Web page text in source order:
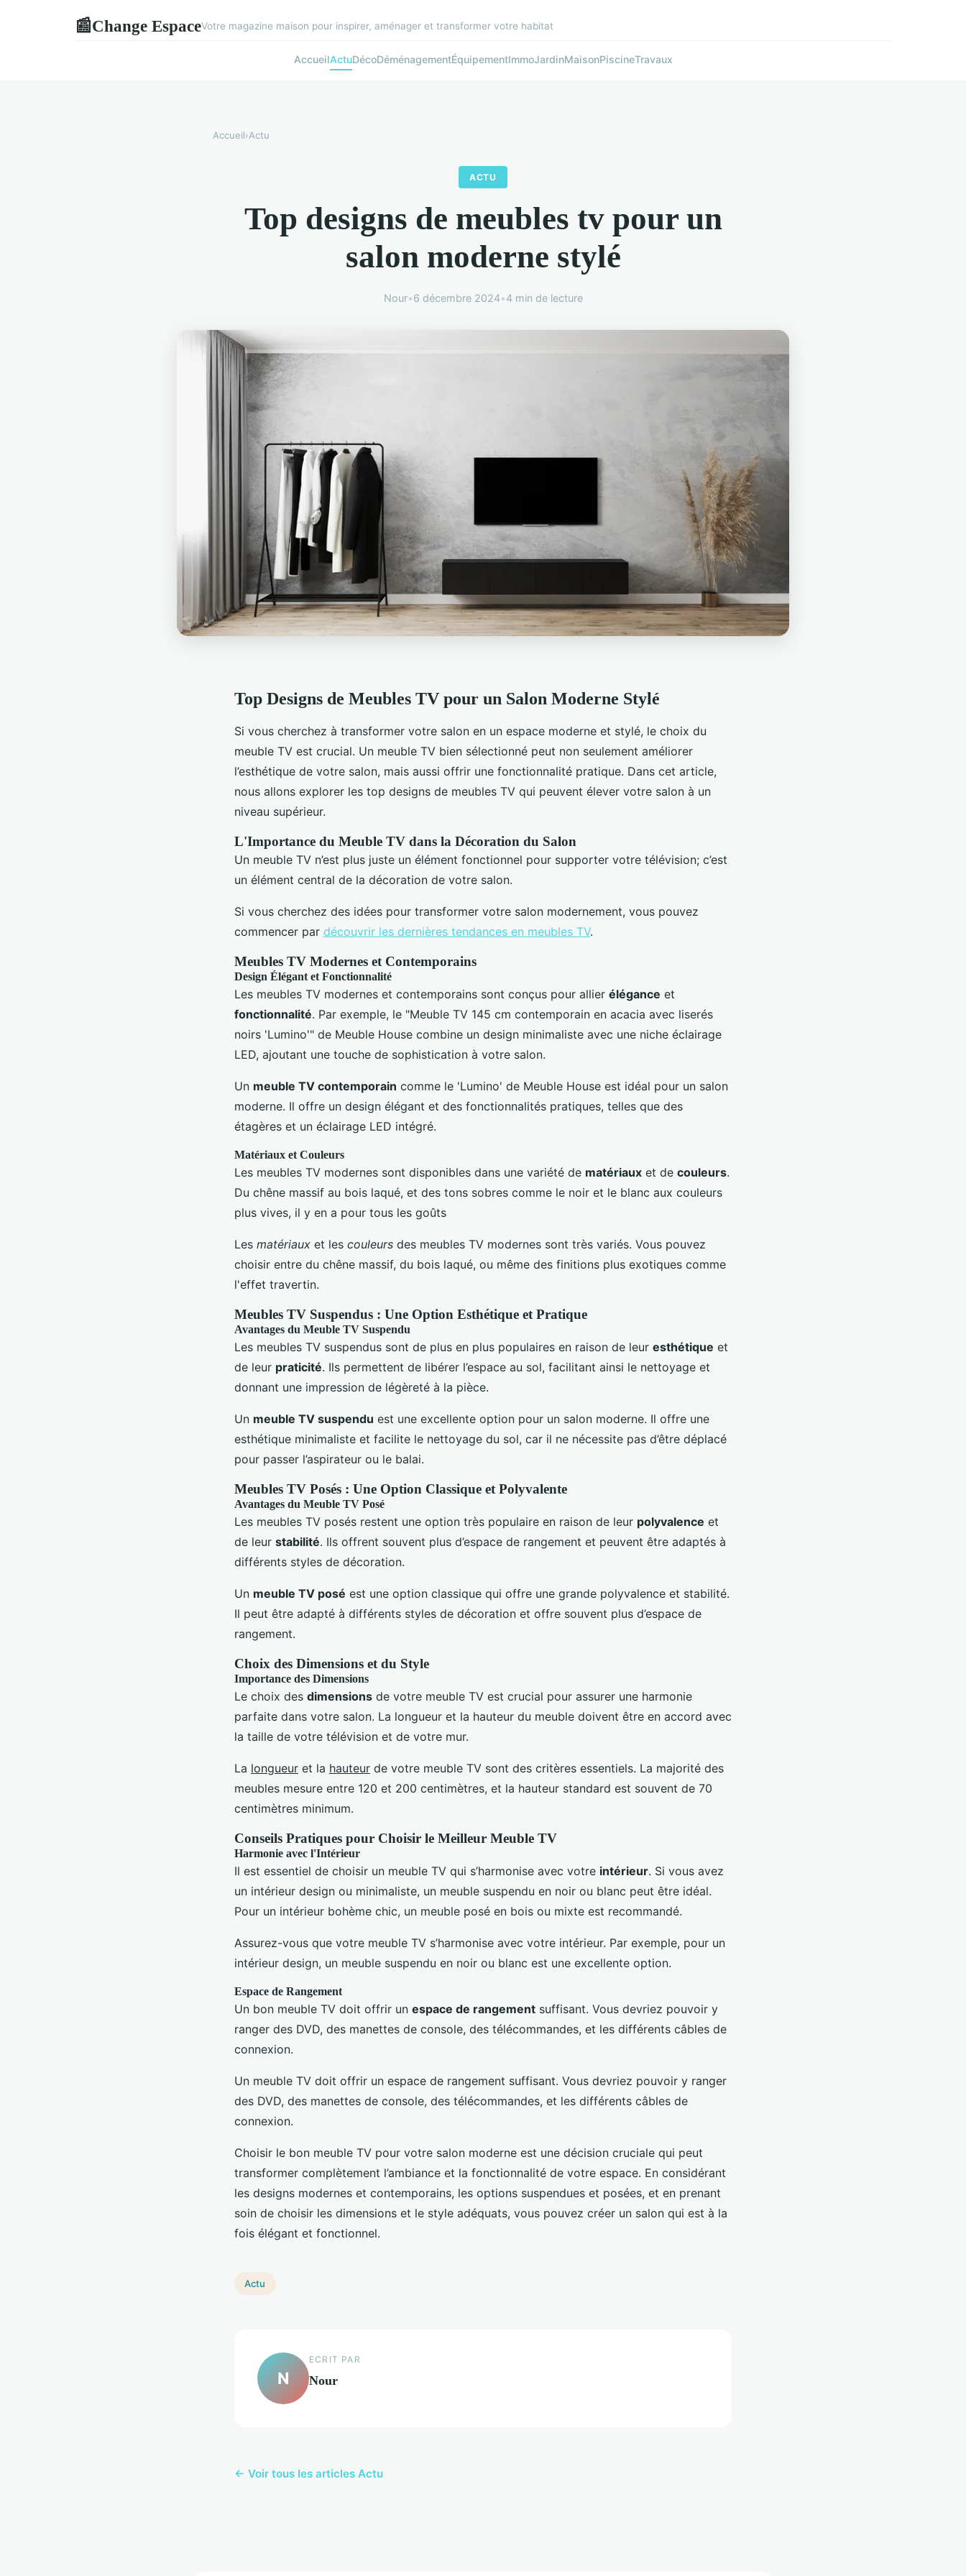
📰Change EspaceVotre magazine maison pour inspirer, aménager et transformer votre habitat
AccueilActuDécoDéménagementÉquipementImmoJardinMaisonPiscineTravaux
Accueil›Actu
ACTU
Top designs de meubles tv pour un
salon moderne stylé
Nour•6 décembre 2024•4 min de lecture
Top Designs de Meubles TV pour un Salon Moderne Stylé
Si vous cherchez à transformer votre salon en un espace moderne et stylé, le choix du
meuble TV est crucial. Un meuble TV bien sélectionné peut non seulement améliorer
l’esthétique de votre salon, mais aussi offrir une fonctionnalité pratique. Dans cet article,
nous allons explorer les top designs de meubles TV qui peuvent élever votre salon à un
niveau supérieur.
L'Importance du Meuble TV dans la Décoration du Salon
Un meuble TV n’est plus juste un élément fonctionnel pour supporter votre télévision; c’est
un élément central de la décoration de votre salon.
Si vous cherchez des idées pour transformer votre salon modernement, vous pouvez
commencer par découvrir les dernières tendances en meubles TV.
Meubles TV Modernes et Contemporains
Design Élégant et Fonctionnalité
Les meubles TV modernes et contemporains sont conçus pour allier élégance et
fonctionnalité. Par exemple, le "Meuble TV 145 cm contemporain en acacia avec liserés
noirs 'Lumino'" de Meuble House combine un design minimaliste avec une niche éclairage
LED, ajoutant une touche de sophistication à votre salon.
Un meuble TV contemporain comme le 'Lumino' de Meuble House est idéal pour un salon
moderne. Il offre un design élégant et des fonctionnalités pratiques, telles que des
étagères et un éclairage LED intégré.
Matériaux et Couleurs
Les meubles TV modernes sont disponibles dans une variété de matériaux et de couleurs.
Du chêne massif au bois laqué, et des tons sobres comme le noir et le blanc aux couleurs
plus vives, il y en a pour tous les goûts
Les matériaux et les couleurs des meubles TV modernes sont très variés. Vous pouvez
choisir entre du chêne massif, du bois laqué, ou même des finitions plus exotiques comme
l'effet travertin.
Meubles TV Suspendus : Une Option Esthétique et Pratique
Avantages du Meuble TV Suspendu
Les meubles TV suspendus sont de plus en plus populaires en raison de leur esthétique et
de leur praticité. Ils permettent de libérer l’espace au sol, facilitant ainsi le nettoyage et
donnant une impression de légèreté à la pièce.
Un meuble TV suspendu est une excellente option pour un salon moderne. Il offre une
esthétique minimaliste et facilite le nettoyage du sol, car il ne nécessite pas d’être déplacé
pour passer l’aspirateur ou le balai.
Meubles TV Posés : Une Option Classique et Polyvalente
Avantages du Meuble TV Posé
Les meubles TV posés restent une option très populaire en raison de leur polyvalence et
de leur stabilité. Ils offrent souvent plus d’espace de rangement et peuvent être adaptés à
différents styles de décoration.
Un meuble TV posé est une option classique qui offre une grande polyvalence et stabilité.
Il peut être adapté à différents styles de décoration et offre souvent plus d’espace de
rangement.
Choix des Dimensions et du Style
Importance des Dimensions
Le choix des dimensions de votre meuble TV est crucial pour assurer une harmonie
parfaite dans votre salon. La longueur et la hauteur du meuble doivent être en accord avec
la taille de votre télévision et de votre mur.
La longueur et la hauteur de votre meuble TV sont des critères essentiels. La majorité des
meubles mesure entre 120 et 200 centimètres, et la hauteur standard est souvent de 70
centimètres minimum.
Conseils Pratiques pour Choisir le Meilleur Meuble TV
Harmonie avec l'Intérieur
Il est essentiel de choisir un meuble TV qui s’harmonise avec votre intérieur. Si vous avez
un intérieur design ou minimaliste, un meuble suspendu en noir ou blanc peut être idéal.
Pour un intérieur bohème chic, un meuble posé en bois ou mixte est recommandé.
Assurez-vous que votre meuble TV s’harmonise avec votre intérieur. Par exemple, pour un
intérieur design, un meuble suspendu en noir ou blanc est une excellente option.
Espace de Rangement
Un bon meuble TV doit offrir un espace de rangement suffisant. Vous devriez pouvoir y
ranger des DVD, des manettes de console, des télécommandes, et les différents câbles de
connexion.
Un meuble TV doit offrir un espace de rangement suffisant. Vous devriez pouvoir y ranger
des DVD, des manettes de console, des télécommandes, et les différents câbles de
connexion.
Choisir le bon meuble TV pour votre salon moderne est une décision cruciale qui peut
transformer complètement l’ambiance et la fonctionnalité de votre espace. En considérant
les designs modernes et contemporains, les options suspendues et posées, et en prenant
soin de choisir les dimensions et le style adéquats, vous pouvez créer un salon qui est à la
fois élégant et fonctionnel.
Actu
N
ECRIT PAR
Nour
← Voir tous les articles Actu